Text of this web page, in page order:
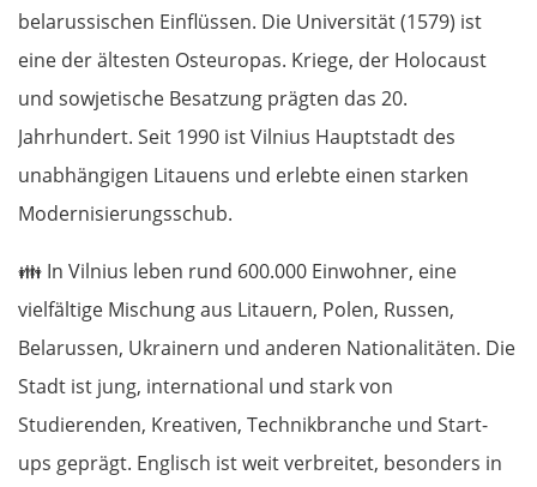
belarussischen Einflüssen. Die Universität (1579) ist
eine der ältesten Osteuropas. Kriege, der Holocaust
und sowjetische Besatzung prägten das 20.
Jahrhundert. Seit 1990 ist Vilnius Hauptstadt des
unabhängigen Litauens und erlebte einen starken
Modernisierungsschub.
👪 In Vilnius leben rund 600.000 Einwohner, eine
vielfältige Mischung aus Litauern, Polen, Russen,
Belarussen, Ukrainern und anderen Nationalitäten. Die
Stadt ist jung, international und stark von
Studierenden, Kreativen, Technikbranche und Start-
ups geprägt. Englisch ist weit verbreitet, besonders in